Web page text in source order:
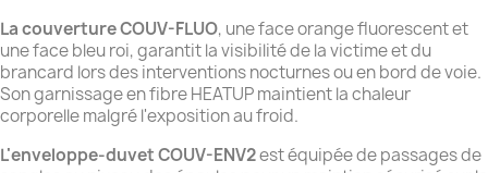
La couverture COUV-FLUO, une face orange fluorescent et
une face bleu roi, garantit la visibilité de la victime et du
brancard lors des interventions nocturnes ou en bord de voie.
Son garnissage en fibre HEATUP maintient la chaleur
corporelle malgré l'exposition au froid.
L'enveloppe-duvet COUV-ENV2est équipée de passages de